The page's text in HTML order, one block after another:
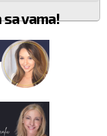
sa vama!